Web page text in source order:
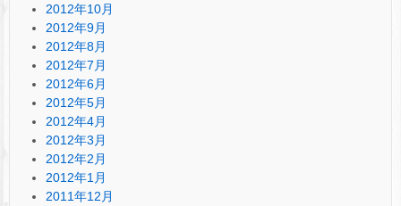
2012年10月
2012年9月
2012年8月
2012年7月
2012年6月
2012年5月
2012年4月
2012年3月
2012年2月
2012年1月
2011年12月